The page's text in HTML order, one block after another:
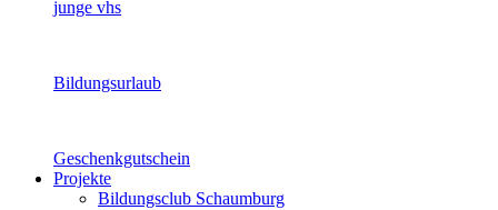
junge vhs
Bildungsurlaub
Geschenkgutschein
Projekte
Bildungsclub Schaumburg